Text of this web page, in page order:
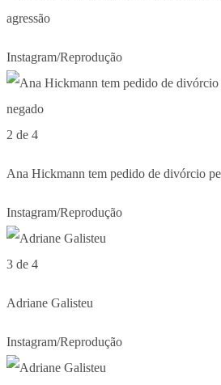
agressão
Instagram/Reprodução
2 de 4
Ana Hickmann tem pedido de divórcio
Instagram/Reprodução
3 de 4
Adriane Galisteu
Instagram/Reprodução